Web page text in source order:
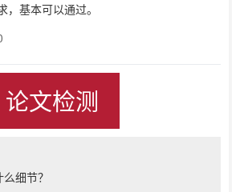
基本可以通过。
论文检测
细节？